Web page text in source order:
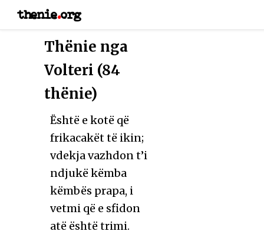
thenie.org
Thënie nga
Volteri (84
thënie)
Është e kotë që
frikacakët të ikin;
vdekja vazhdon t’i
ndjukë këmba
këmbës prapa, i
vetmi që e sfidon
atë është trimi.